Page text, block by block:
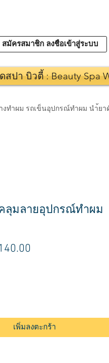
สมัครสมาชิก ลงชื่อเข้าสู่ระบบ
สปา บิวตี้ : Beauty Spa
างทำผม รถเข็นอุปกรณ์ทำผม นำ้ย
ลุมลายอุปกรณ์ทำผม
า
เพิ่มลงตะกร้า